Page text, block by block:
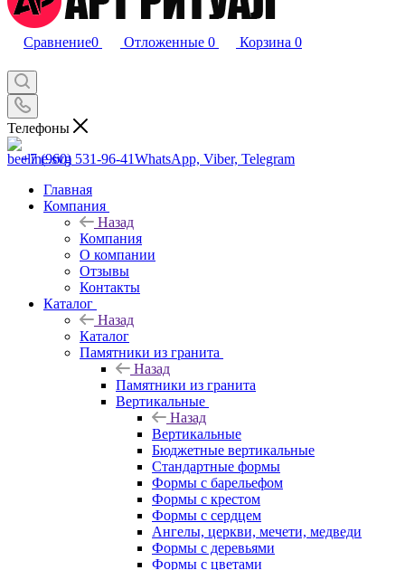
Сравнение0 Отложенные 0 Корзина 0
Телефоны
+7 (960) 531-96-41WhatsApp, Viber, Telegram
Главная
Компания
Назад
Компания
О компании
Отзывы
Контакты
Каталог
Назад
Каталог
Памятники из гранита
Назад
Памятники из гранита
Вертикальные
Назад
Вертикальные
Бюджетные вертикальные
Стандартные формы
Формы с барельефом
Формы с крестом
Формы с сердцем
Ангелы, церкви, мечети, медведи
Формы с деревьями
Формы с цветами